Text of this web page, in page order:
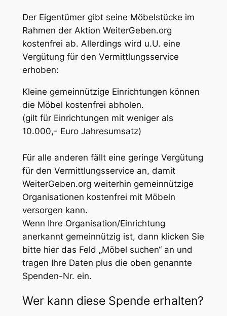
Der Eigentümer gibt seine Möbelstücke im
Rahmen der Aktion WeiterGeben.org
kostenfrei ab. Allerdings wird u.U. eine
Vergütung für den Vermittlungsservice
erhoben:
Kleine gemeinnützige Einrichtungen können
die Möbel kostenfrei abholen.
(gilt für Einrichtungen mit weniger als
10.000,- Euro Jahresumsatz)
Für alle anderen fällt eine geringe Vergütung
für den Vermittlungsservice an, damit
WeiterGeben.org weiterhin gemeinnützige
Organisationen kostenfrei mit Möbeln
versorgen kann.
Wenn Ihre Organisation/Einrichtung
anerkannt gemeinnützig ist, dann klicken Sie
bitte hier das Feld „Möbel suchen“ an und
tragen Ihre Daten plus die oben genannte
Spenden-Nr. ein.
Wer kann diese Spende erhalten?